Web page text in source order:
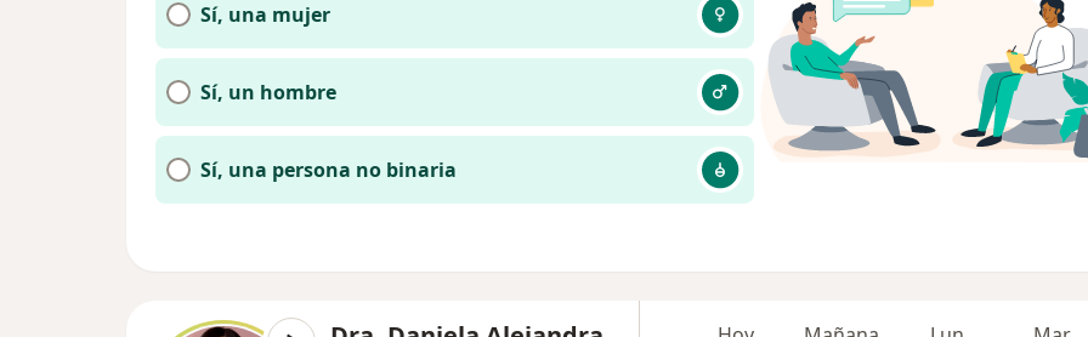
Sí, una mujer
Sí, un hombre
Sí, una persona no binaria